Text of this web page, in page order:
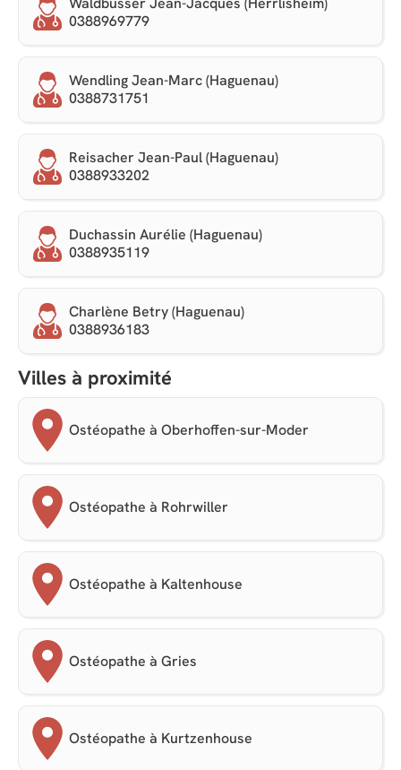
0388969779
Wendling Jean-Marc (Haguenau)
0388731751
Reisacher Jean-Paul (Haguenau)
0388933202
Duchassin Aurélie (Haguenau)
0388935119
Charlène Betry (Haguenau)
0388936183
Villes à proximité
Ostéopathe à Oberhoffen-sur-Moder
Ostéopathe à Rohrwiller
Ostéopathe à Kaltenhouse
Ostéopathe à Gries
Ostéopathe à Kurtzenhouse